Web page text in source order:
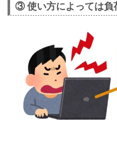
③ 使い方によっては負